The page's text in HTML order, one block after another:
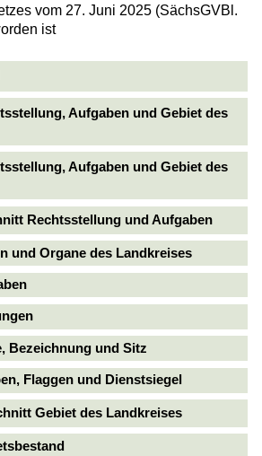
vom 27. Juni 2025 (SächsGVBl.
ist
Aufgaben und Gebiet des
Aufgaben und Gebiet des
Rechtsstellung und Aufgaben
und Organe des Landkreises
Bezeichnung und Sitz
Flaggen und Dienstsiegel
Gebiet des Landkreises